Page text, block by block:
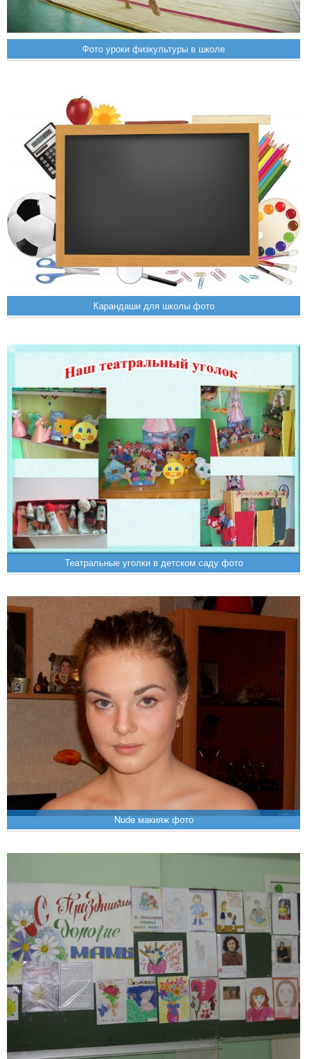
Фото уроки физкультуры в школе
Карандаши для школы фото
Театральные уголки в детском саду фото
Nude макияж фото